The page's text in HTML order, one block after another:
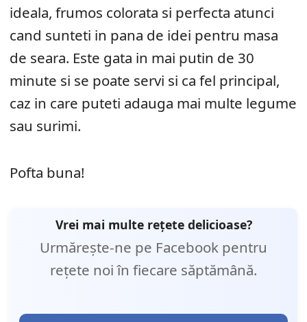
ideala, frumos colorata si perfecta atunci
cand sunteti in pana de idei pentru masa
de seara. Este gata in mai putin de 30
minute si se poate servi si ca fel principal,
caz in care puteti adauga mai multe legume
sau surimi.
Pofta buna!
Vrei mai multe rețete delicioase?
Urmărește-ne pe Facebook pentru
rețete noi în fiecare săptămână.